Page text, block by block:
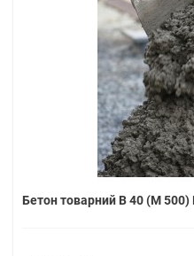
Бетон товарний В 40 (M 500)